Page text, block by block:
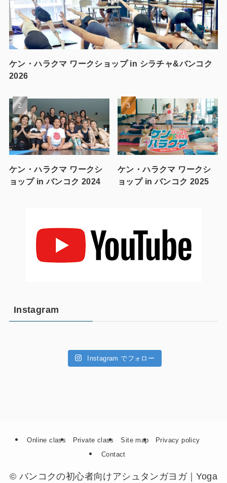
ケン・ハラクマ ワークショップ in シラチャ&バンコク
2026
ケン・ハラクマ ワークシ
ョップ in バンコク 2024
ケン・ハラクマ ワークシ
ョップ in バンコク 2025
Instagram
Instagram でフォロー
Online class Private class Site map
Privacy policy
Contact
© バンコクの初心者向けアシュタンガヨガ｜Yoga